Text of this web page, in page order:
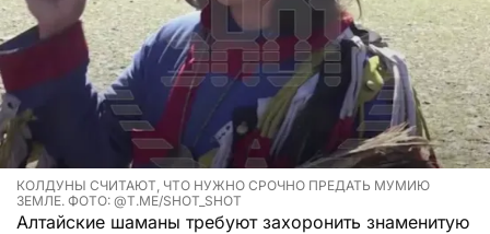
КОЛДУНЫ СЧИТАЮТ, ЧТО НУЖНО СРОЧНО ПРЕДАТЬ МУМИЮ
ЗЕМЛЕ. ФОТО: @T.ME/SHOT_SHOT
Алтайские шаманы требуют захоронить знаменитую